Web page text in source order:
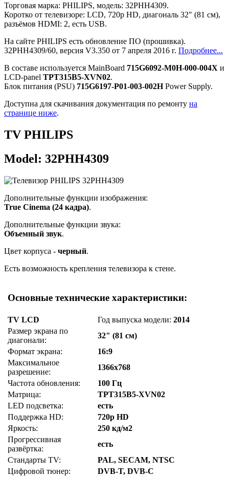
Торговая марка: PHILIPS, модель: 32PHH4309.
Коротко от телевизоре: LCD, 720p HD, диагональ 32" (81 см),
разъёмов HDMI: 2, есть USB.
На сайте PHILIPS есть обновление ПО (прошивка).
32PHH4309/60, версия V3.350 от 7 апреля 2016 г. Подробнее...
В составе используется MainBoard 715G6092-M0H-000-004X и
LCD-panel TPT315B5-XVN02.
Блок питания (PSU) 715G6197-P01-003-002HPower Supply.
Доступна для скачивания документация по ремонту на
странице ниже.
TV PHILIPS
Model: 32PHH4309
Дополнительные функции изображения:
True Cinema (24 кадра).
Дополнительные функции звука:
Объемный звук.
Цвет корпуса - черный.
Есть возможность крепления телевизора к стене.
Основные технические характеристики:
TV LCD Год выпуска модели:2014
Размер экрана по
диагонали:
32" (81 см)
Формат экрана:
16:9
Максимальное
разрешение:
1366x768
Частота обновления:
100 Гц
Матрица:
TPT315B5-XVN02
LED подсветка:
есть
Поддержка HD:
720p HD
Яркость:
250 кд/м2
Прогрессивная
развёртка:
есть
Стандарты TV:
PAL, SECAM, NTSC
Цифровой тюнер:
DVB-T, DVB-C